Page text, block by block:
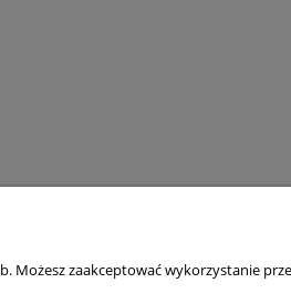
zaakceptować wykorzystanie